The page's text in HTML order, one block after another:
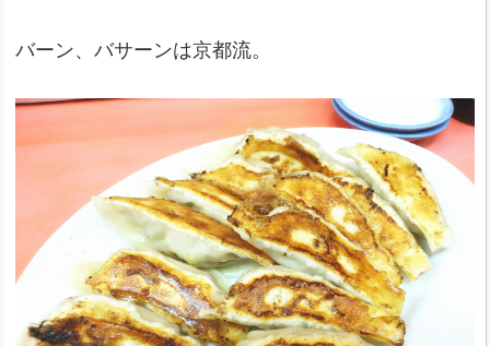
バーン、バサーンは京都流。